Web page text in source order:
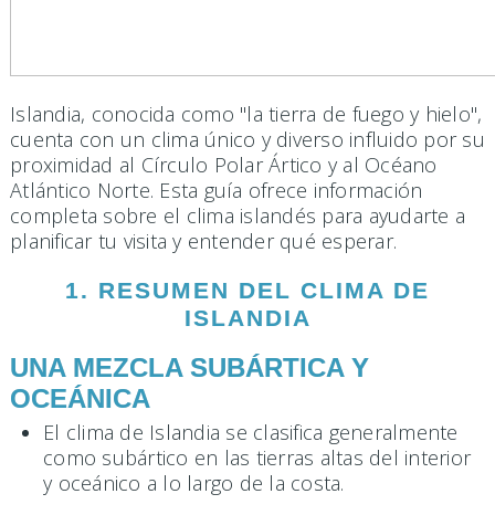
Islandia, conocida como "la tierra de fuego y hielo",
cuenta con un clima único y diverso influido por su
proximidad al Círculo Polar Ártico y al Océano
Atlántico Norte. Esta guía ofrece información
completa sobre el clima islandés para ayudarte a
planificar tu visita y entender qué esperar.
1. RESUMEN DEL CLIMA DE
ISLANDIA
UNA MEZCLA SUBÁRTICA Y
OCEÁNICA
El clima de Islandia se clasifica generalmente
como subártico en las tierras altas del interior
y oceánico a lo largo de la costa.